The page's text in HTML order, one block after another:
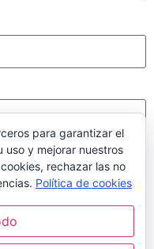
y web en este
comente.
para garantizar el
uso y mejorar nuestros
rechazar las no
Política de cookies